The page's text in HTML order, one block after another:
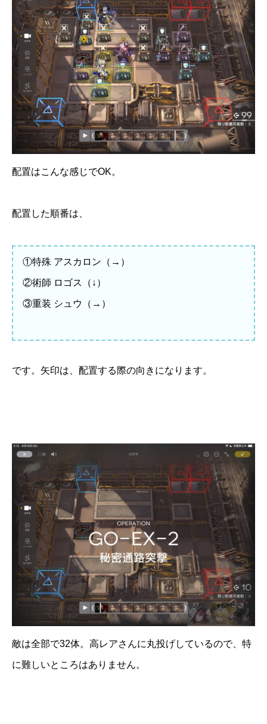
配置はこんな感じでOK。
配置した順番は、
①特殊 アスカロン（→）
②術師 ロゴス（↓）
③重装 シュウ（→）
です。矢印は、配置する際の向きになります。
敵は全部で32体。高レアさんに丸投げしているので、特
に難しいところはありません。